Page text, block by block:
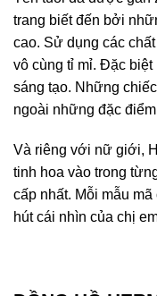
trang biết đến bởi
cao. Sử dụng các
vô cùng tỉ mỉ. Đặc biệt
sáng tạo. Những
ngoài những đặc
Và riêng với nữ giới,
tinh hoa vào trong
cấp nhất. Mỗi mẫu
hút cái nhìn của chị